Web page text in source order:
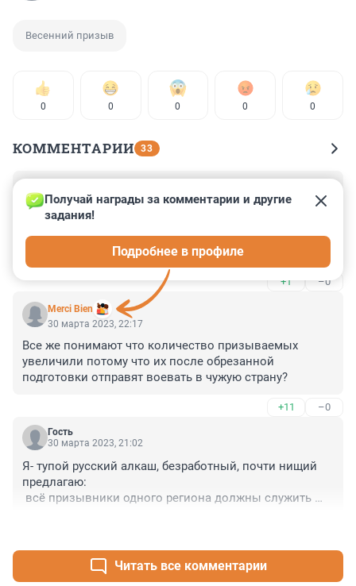
Весенний призыв
0 0 0 0 0
КОММЕНТАРИИ 33
31 марта 2023, 01:50
Помниться раньше часть призывников после учебки
в афган направляли, а сейчас на свои новые
территории - нет..
+1 –0
Merci Bien
Получай награды за комментарии и другие
задания!
Подробнее в профиле
30 марта 2023, 22:17
Все же понимают что количество призываемых
увеличили потому что их после обрезанной
подготовки отправят воевать в чужую страну?
+11 –0
Гость
30 марта 2023, 21:02
Я- тупой русский алкаш, безработный, почти нищий
предлагаю:
всё призывники одного региона должны служить
более эффективное администрирование
деятельности военных подразделений.
Читать все комментарии